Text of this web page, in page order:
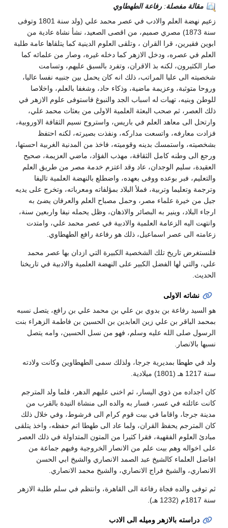
مقالة مفصلة: رفاعة الطهطاوي
زعيم نهضة العلم والادب في عصر محمد علي (ولد سنة 1801 وتوفى
سنة 1873) مصري صميم، من اقصى الصعيد، نشأ نشاة عادية من
ابوين فقيرين، قرا القران ، وتلقى العلوم الدينية كما يتلقاها عامة طلبة
العلم في عصره، ودخل الازهر كما دخله غيره، وصار من علمائه كما
صار الكثيرون، لكنه بذ الاقران، وتفرد بالسبق عليهم، وتسامت
شخصيته الى عليا المراتب، ذلك انه كان يحمل بين جنبيه نفسا عاليا،
وروحا متوثبة، وعزيمة ماضية، وذكاء حاد، وشغفا بالعلم، واخلاصا
للوطن وبنيه، تهيات له اسباب الجد والنبوغ فاستوفى علوم الازهر في
ذلك العصر، ثم صحب البعثة العلمية الاولى من بعثات محمد علي،
وارتحل الى معاهد العلم في باريس، واستروح نسيم الثقافة الاوروبية،
فزادت معارفه، واتسعت مداركه، ونفذت بصيرته، لكنه احتفظ
بشخصيته، واستمسك بدينه وقوميته، فاخذ من المدنية الغربية احستها،
ورجع الى وطنه كامل الثقافة، مهذب الفؤاد، ماضي العزيمة، صحيح
العقيدة، سليم الوجدان، عاد وقد اعتزم خدمة مصر من طريق العلم
والتعليم، فبر بوعده ووفى بعهده، واضطلع بالنهضة العلمية تاليفا
وترجمة وتعليما وتربية، فملأ البلاد بمؤلفاته ومعرباته، وتخرج على يديه
جيل من خيرة علماء مصر، وحمل مصباح العلم والعرفان يضئ به
ارجاء البلاد، وينير به البصائر والاذهان، وظل يحمله نيفا واربعين سنة،
وانتهت اليه الزعامة العلمية والادبية في عصر محمد علي، وامتدت
زعامته الى عصر اسماعيل، ذلك هو رفاعة رافع الطهطاوي.
فلنستغرض تاريخ تلك الشخصية الكبيرة التي ازدان بها عصر محمد
علي، والتي لها الفضل الكبير على النهضة العلمية والادبية في تاريخنا
الحديث.
نشاته الاولى
هو السيد رفاعة بن بدوي بن علي بن محمد علي بن رافع، يتصل نسبه
بمحمد الباقر بن علي زين العابدين بن الحسين بن فاطمة الزهراء بنت
الرسول صلى الله عليه وسلم، فهو من نسل الحسين، وامه يتصل
نسبها بالانصار.
ولد في طهطا بمديرية جرجا، ولذلك سمى الطهطاوين وكانت ولادته
سنة 1217 هـ (1801) ميلادية.
كان اجداده من ذوي اليسار، ثم اخنى عليهم الدهر، فلما ولد المترجم
كانت عائلته في عسر، فسار به والده الى منشاة النيدة بالقرب من
مدينة جرجا، واقاما في بيت قوم كرام الى فرشوط، وفي خلال ذلك
كان المترجم يحفظ القران، ولما عاد الى طهطا اتم حفظه، واخذ يتلقى
مبادئ العلوم الفقهية، فقرا كثيرا من المتون المتداولة في ذلك العصر
على اخواله وهم بيت علم من الانصار الخروجية وفيهم جماعة من
افاضل العلماء كالشيخ عبد الصمد الانصاري والشيخ ابي الحسن
الانصاري، والشيخ فراج الانصاري، والشيخ محمد الانصاري.
ثم توفى والده فجاة رفاعة الى القاهرة، وانتظم في سلم طلبة الازهر
سنة 1817م (1232 هـ).
دراسته بالازهر وميله الى الادب